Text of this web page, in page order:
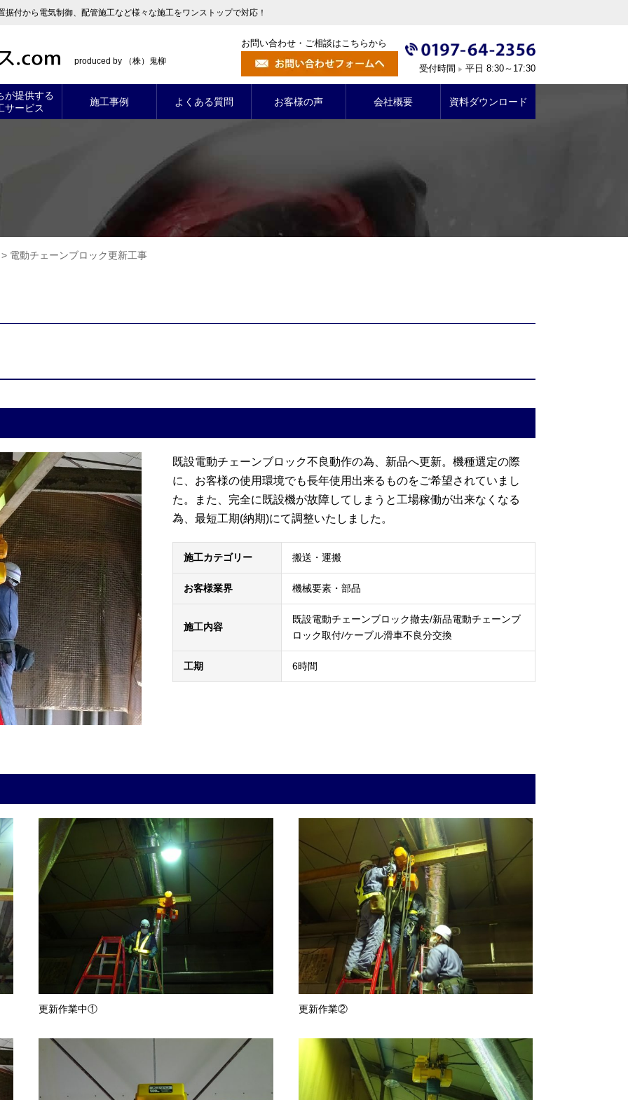
付から電気制御、配管施工など様々な施工をワンストップで対応！
produced by （株）鬼柳
お問い合わせ・ご相談はこちらから
受付時間 ▶ 平日 8:30～17:30
が提供する
サービス
施工事例 よくある質問 お客様の声 会社概要 資料ダウンロード
電動チェーンブロック更新工事
既設電動チェーンブロック不良動作の為、新品へ更新。機種選定の際
に、お客様の使用環境でも長年使用出来るものをご希望されていまし
た。また、完全に既設機が故障してしまうと工場稼働が出来なくなる
為、最短工期(納期)にて調整いたしました。
施工カテゴリー 搬送・運搬
お客様業界 機械要素・部品
施工内容
既設電動チェーンブロック撤去/新品電動チェーンブ
ロック取付/ケーブル滑車不良分交換
工期 6時間
更新作業中① 更新作業②